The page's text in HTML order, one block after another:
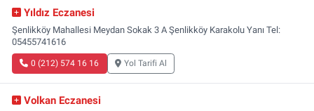
Yıldız Eczanesi
Şenlikköy Mahallesi Meydan Sokak 3 A Şenlikköy Karakolu Yanı Tel:
05455741616
0 (212) 574 16 16 Yol Tarifi Al
Volkan Eczanesi